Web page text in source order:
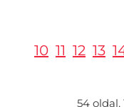
10 11 12 13
54 oldal,